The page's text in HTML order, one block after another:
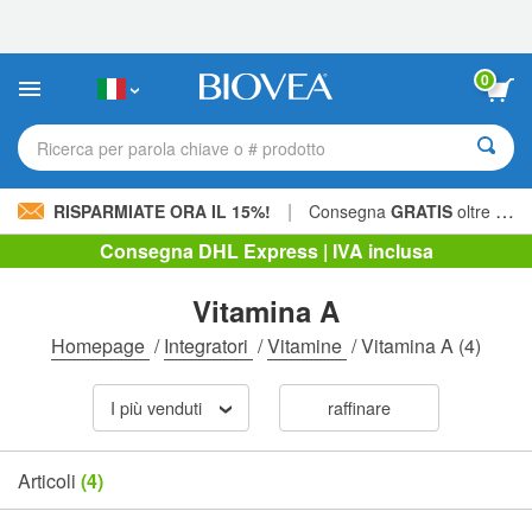
sito
include
sistema
0
Ricerca per parola chiave o # prodotto
RISPARMIATE ORA IL 15%! | Consegna GRATIS oltre 60,00 € »
Consegna DHL Express | IVA inclusa
Vitamina A
Homepage /Integratori /Vitamine /Vitamina A (4)
I più venduti raffinare
Articoli (4)